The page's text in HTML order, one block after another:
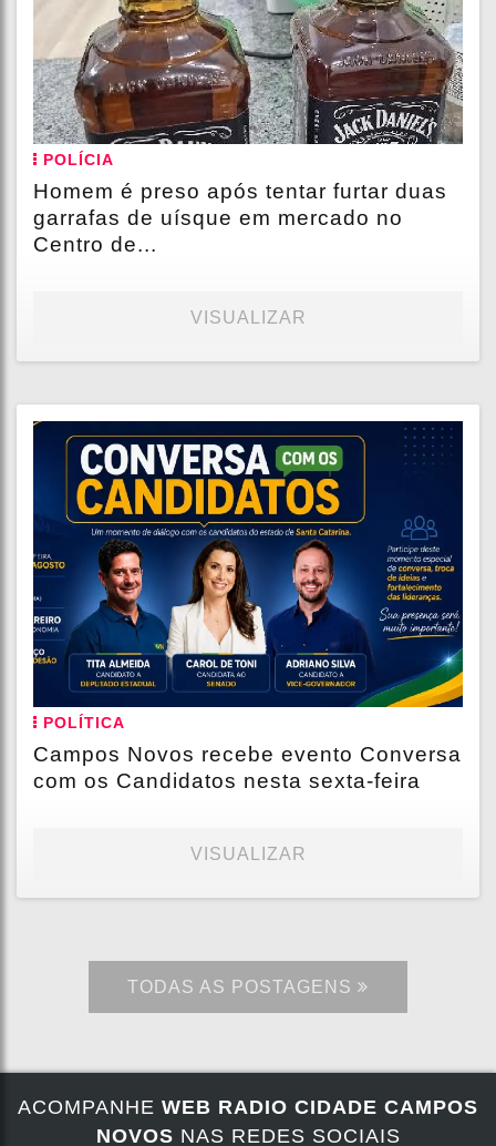
POLÍCIA
Homem é preso após tentar furtar duas
garrafas de uísque em mercado no
Centro de...
VISUALIZAR
POLÍTICA
Campos Novos recebe evento Conversa
com os Candidatos nesta sexta-feira
VISUALIZAR
TODAS AS POSTAGENS
ACOMPANHE WEB RADIO CIDADE CAMPOS
NOVOS NAS REDES SOCIAIS